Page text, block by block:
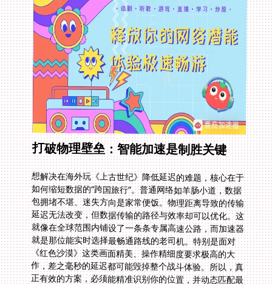
打破物理壁垒：智能加速是制胜关键
想解决在海外玩《上古世纪》降低延迟的难题，核心在于
如何缩短数据的“跨国旅行”。普通网络如羊肠小道，数据
包拥堵不堪、迷失方向是家常便饭。物理距离导致的传输
延迟无法改变，但数据传输的路径与效率却可以优化。这
就像在全球范围内铺设了一条条专属高速公路，而加速器
就是那位能实时选择最畅通路线的老司机。特别是面对
《红色沙漠》这类画面精美、操作精细度要求极高的大
作，差之毫秒的延迟都可能毁掉整个战斗体验。所以，真
正有效的方案，必须能精准识别你的位置，并动态匹配最